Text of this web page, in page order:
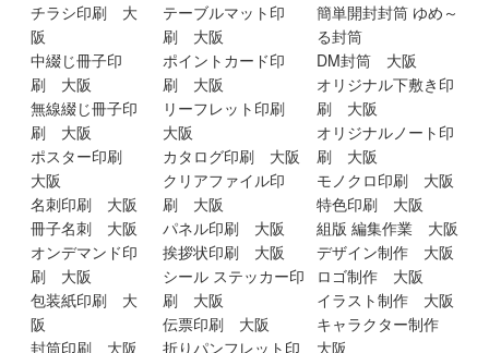
チラシ印刷 大
阪
中綴じ冊子印
刷 大阪
無線綴じ冊子印
刷 大阪
ポスター印刷
大阪
名刺印刷 大阪
冊子名刺 大阪
オンデマンド印
刷 大阪
包装紙印刷 大
阪
封筒印刷 大阪
テーブルマット印
刷 大阪
ポイントカード印
刷 大阪
リーフレット印刷
大阪
カタログ印刷 大阪
クリアファイル印
刷 大阪
パネル印刷 大阪
挨拶状印刷 大阪
シール ステッカー印
刷 大阪
伝票印刷 大阪
折りパンフレット印
簡単開封封筒 ゆめ～
る封筒
DM封筒 大阪
オリジナル下敷き印
刷 大阪
オリジナルノート印
刷 大阪
モノクロ印刷 大阪
特色印刷 大阪
組版 編集作業 大阪
デザイン制作 大阪
ロゴ制作 大阪
イラスト制作 大阪
キャラクター制作
大阪